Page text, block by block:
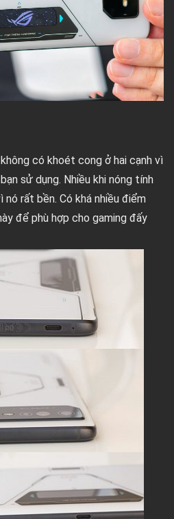
có khoét cong ở hai cạnh vì
sử dụng. Nhiều khi nóng tính
nó rất bền. Có khá nhiều điểm
để phù hợp cho gaming đấy